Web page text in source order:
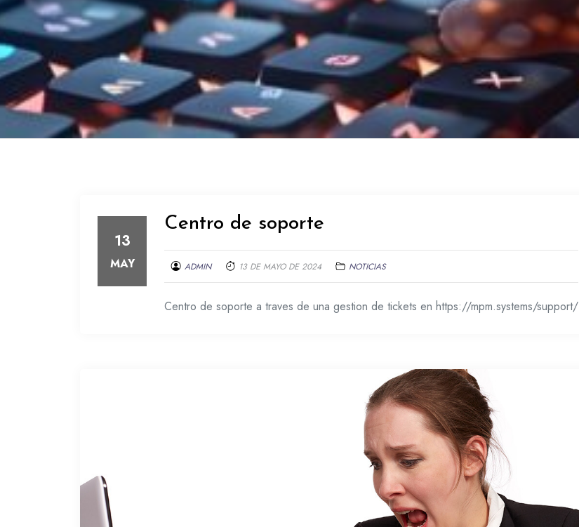
13
MAY
Centro de soporte
ADMIN 13 DE MAYO DE 2024 NOTICIAS
Centro de soporte a traves de una gestion de tickets en https://mpm.systems/support/